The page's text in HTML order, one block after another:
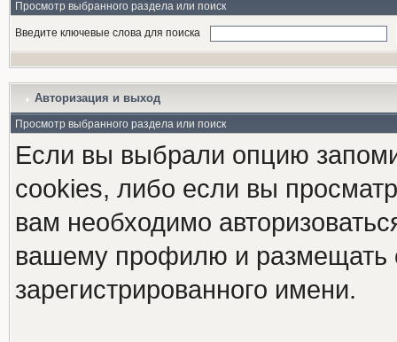
Просмотр выбранного раздела или поиск
Введите ключевые слова для поиска
Авторизация и выход
Просмотр выбранного раздела или поиск
Если вы выбрали опцию
cookies, либо если вы
вам необходимо
вашему профилю и размещать
зарегистрированного имени.